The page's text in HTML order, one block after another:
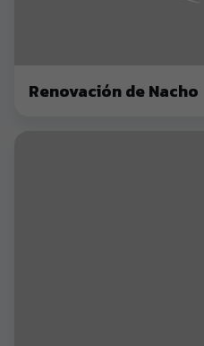
Renovación de Nacho